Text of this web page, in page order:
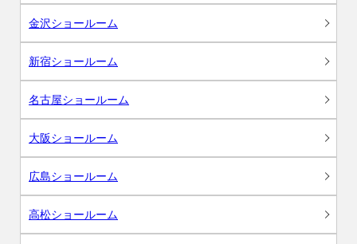
金沢ショールーム
新宿ショールーム
名古屋ショールーム
大阪ショールーム
広島ショールーム
高松ショールーム